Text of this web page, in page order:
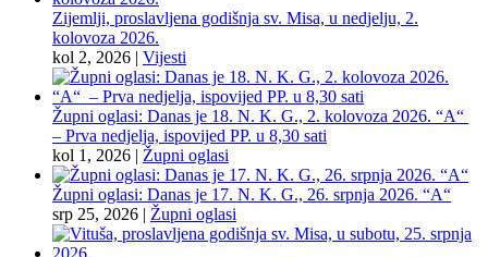
Zijemlji, proslavljena godišnja sv. Misa, u nedjelju, 2.
kolovoza 2026.
kol 2, 2026 | Vijesti
Župni oglasi: Danas je 18. N. K. G., 2. kolovoza 2026. “A“
– Prva nedjelja, ispovijed PP. u 8,30 sati
kol 1, 2026 | Župni oglasi
Župni oglasi: Danas je 17. N. K. G., 26. srpnja 2026. “A“
srp 25, 2026 | Župni oglasi